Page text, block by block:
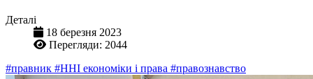
Деталі
18 березня 2023
Перегляди: 2044
#правник #ННІ економіки і права #правознавство